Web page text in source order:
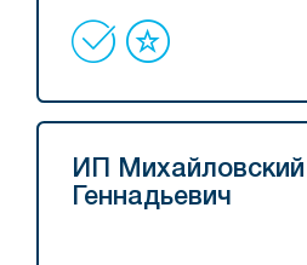
ИП
Геннадьевич